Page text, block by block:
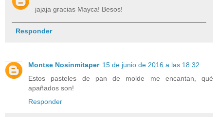
jajaja gracias Mayca! Besos!
Responder
Montse Nosinmitaper 15 de junio de 2016 a las 18:32
Estos pasteles de pan de molde me encantan, qué
apañados son!
Responder